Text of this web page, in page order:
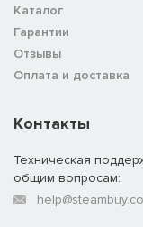
Каталог
Гарантии
Отзывы
Оплата и доставка
Контакты
Техническая
общим вопросам: